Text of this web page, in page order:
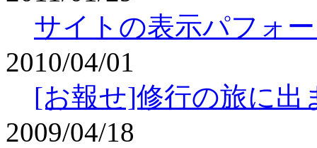
サイトの表示パフォ
2010/04/01
[お報せ]修行の旅に出
2009/04/18